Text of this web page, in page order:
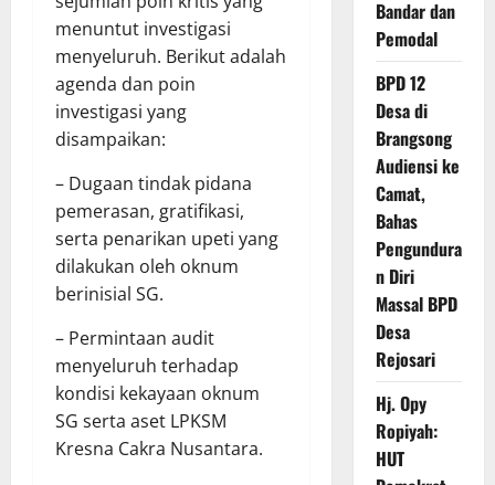
menuntut investigasi
menyeluruh. Berikut adalah
agenda dan poin
investigasi yang
disampaikan:
– Dugaan tindak pidana
pemerasan, gratifikasi,
serta penarikan upeti yang
dilakukan oleh oknum
berinisial SG.
– Permintaan audit
menyeluruh terhadap
kondisi kekayaan oknum
SG serta aset LPKSM
Kresna Cakra Nusantara.
Bandar dan
Pemodal
BPD 12
Desa di
Brangsong
Audiensi ke
Camat,
Bahas
Pengundura
n Diri
Massal BPD
Desa
Rejosari
Hj. Opy
Ropiyah:
HUT